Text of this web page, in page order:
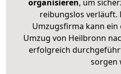
organisieren, um
reibungslos
Umzugsfirma kann
Umzug von Heilbronn
erfolgreich
sorgen